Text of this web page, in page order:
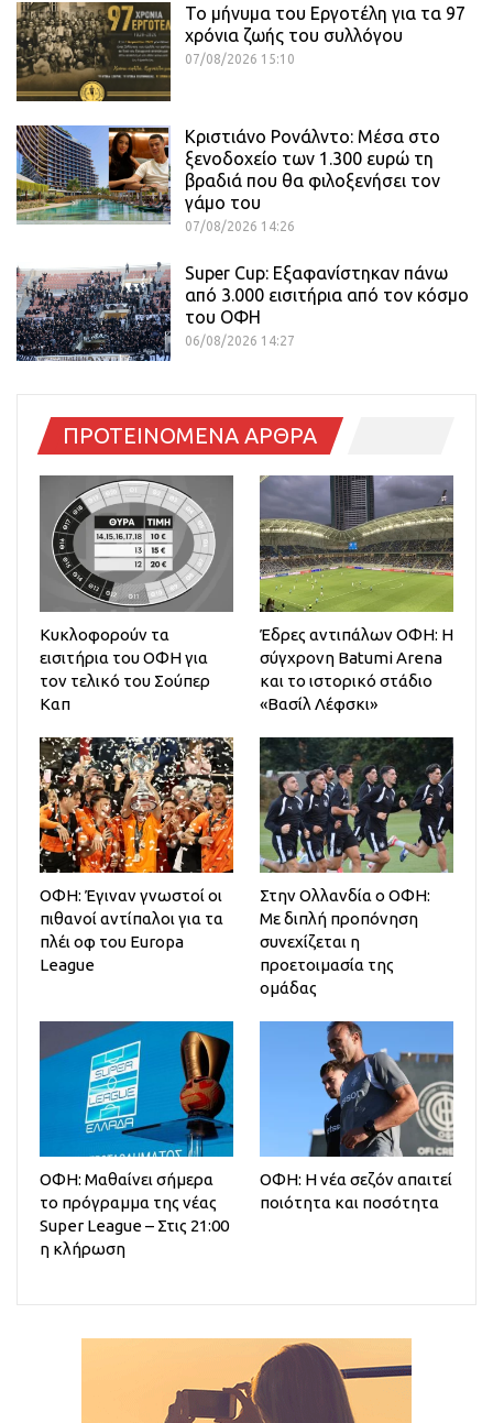
Το μήνυμα του Εργοτέλη για τα 97
χρόνια ζωής του συλλόγου
07/08/2026 15:10
Κριστιάνο Ρονάλντο: Μέσα στο
ξενοδοχείο των 1.300 ευρώ τη
βραδιά που θα φιλοξενήσει τον
γάμο του
07/08/2026 14:26
Super Cup: Εξαφανίστηκαν πάνω
από 3.000 εισιτήρια από τον κόσμο
του ΟΦΗ
06/08/2026 14:27
ΠΡΟΤΕΙΝΟΜΕΝΑ ΑΡΘΡΑ
Κυκλοφορούν τα
εισιτήρια του ΟΦΗ για
τον τελικό του Σούπερ
Καπ
Έδρες αντιπάλων ΟΦΗ: Η
σύγχρονη Batumi Arena
και το ιστορικό στάδιο
«Βασίλ Λέφσκι»
ΟΦΗ: Έγιναν γνωστοί οι
πιθανοί αντίπαλοι για τα
πλέι οφ του Europa
League
Στην Ολλανδία ο ΟΦΗ:
Mε διπλή προπόνηση
συνεχίζεται η
προετοιμασία της
ομάδας
ΟΦΗ: Μαθαίνει σήμερα
το πρόγραμμα της νέας
Super League – Στις 21:00
η κλήρωση
ΟΦΗ: Η νέα σεζόν απαιτεί
ποιότητα και ποσότητα